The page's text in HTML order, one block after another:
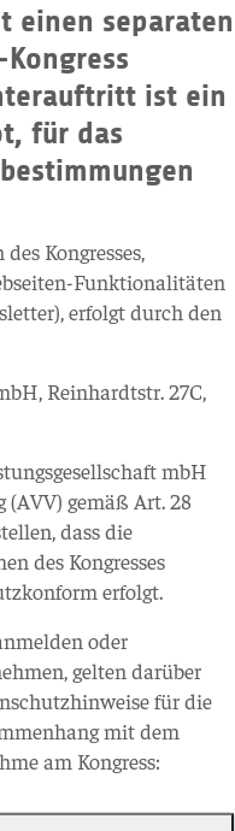
einen separaten
ist ein
für das
Kongresses,
Funktionalitäten
erfolgt durch den
Reinhardtstr. 27C,
mbH
gemäß Art. 28
dass die
des Kongresses
erfolgt.
oder
gelten darüber
für die
mit dem
am Kongress: